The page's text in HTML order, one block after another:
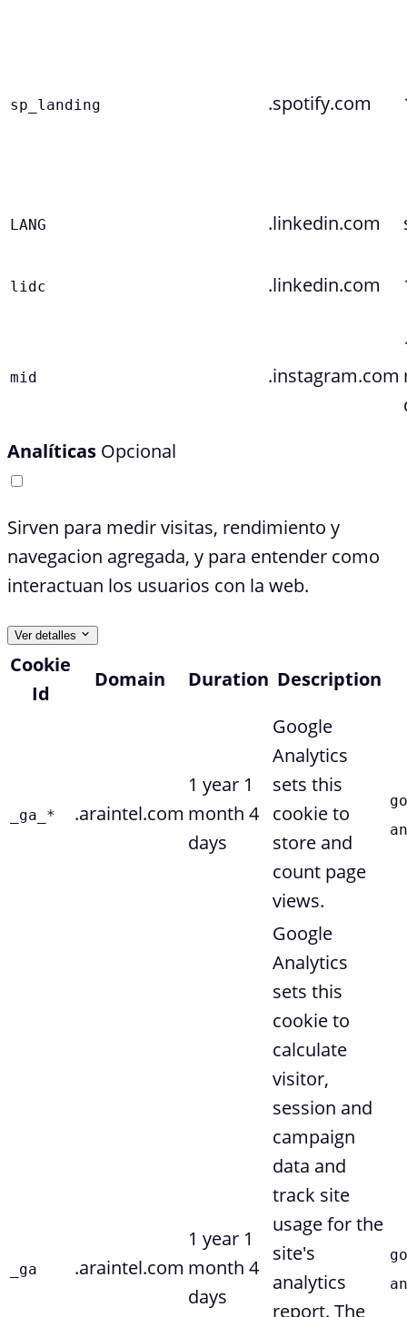
sp_landing .spotify.com
LANG .linkedin.com
lidc .linkedin.com
mid .instagram.com
Analíticas Opcional
Sirven para medir visitas, rendimiento y
navegacion agregada, y para entender como
interactuan los usuarios con la web.
Ver detalles
Cookie
Id
Domain Duration Description
_ga_* .araintel.com
1 year 1
month 4
days
Google
Analytics
sets this
cookie to
store and
count page
views.
_ga .araintel.com
1 year 1
month 4
days
Google
Analytics
sets this
cookie to
calculate
visitor,
session and
campaign
data and
track site
usage for the
site's
analytics
report. The